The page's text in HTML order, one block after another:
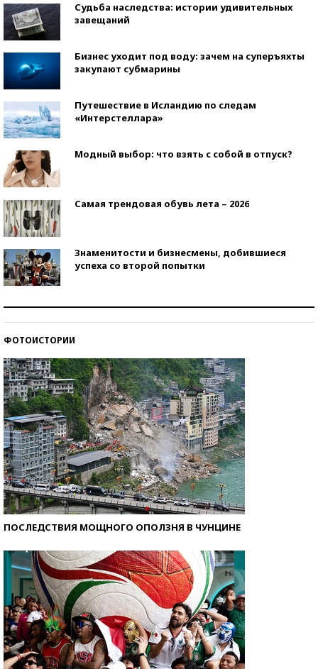
Судьба наследства: истории удивительных
завещаний
Бизнес уходит под воду: зачем на суперъяхты
закупают субмарины
Путешествие в Исландию по следам
«Интерстеллара»
Модный выбор: что взять с собой в отпуск?
Самая трендовая обувь лета – 2026
Знаменитости и бизнесмены, добившиеся
успеха со второй попытки
ФОТОИСТОРИИ
ПОСЛЕДСТВИЯ МОЩНОГО ОПОЛЗНЯ В ЧУНЦИНЕ